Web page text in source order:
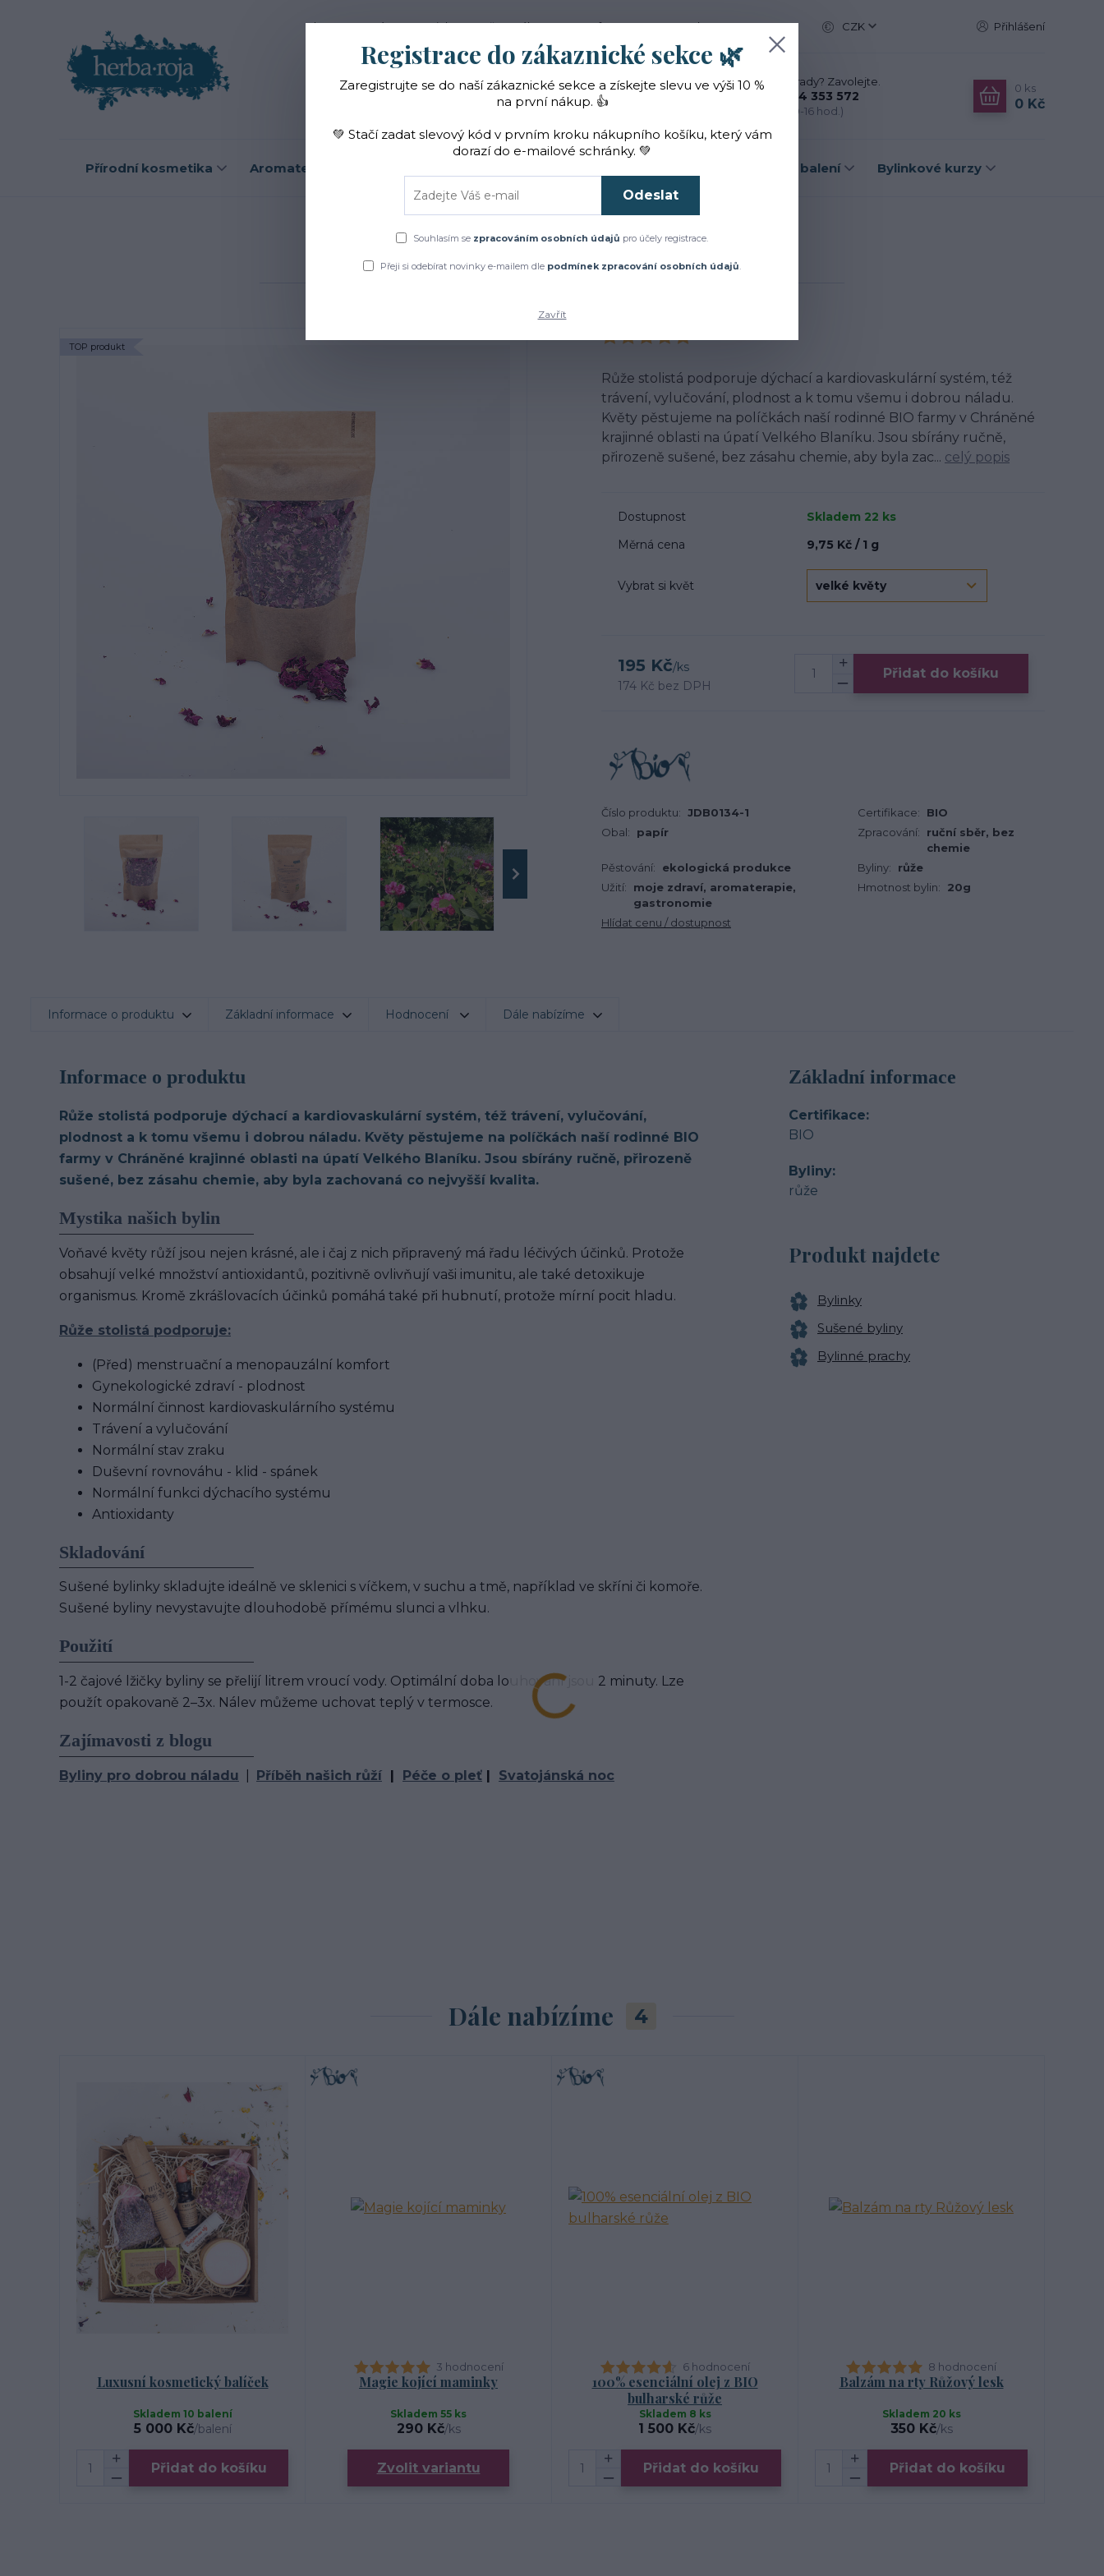
Blog O nás Novinky Vše o nákupu Reference Kontakt CZK Přihlášení
Hledat
Nevíte si rady? Zavolejte.
+420 774 353 572
(Po-Pá, 10-16 hod.)
0 ks
0 Kč
Přírodní kosmetika Aromaterapie Dárková balení Bylinkové kurzy
Úvod Bylinky BIO růže damašská sušený květ
BIO růže damašská sušený květ
TOP produkt
Růže stolistá podporuje dýchací a kardiovaskulární systém, též
trávení, vylučování, plodnost a k tomu všemu i dobrou náladu.
Květy pěstujeme na políčkách naší rodinné BIO farmy v Chráněné
krajinné oblasti na úpatí Velkého Blaníku. Jsou sbírány ručně,
přirozeně sušené, bez zásahu chemie, aby byla zac... celý popis
Dostupnost
Skladem 22 ks
Měrná cena
9,75 Kč / 1 g
Vybrat si květ
195 Kč/ks
174 Kč bez DPH
Přidat do košíku
Číslo produktu: JDB0134-1 Certifikace:
BIO
Obal:
papír Zpracování:
ruční sběr, bez
chemie
Pěstování:
ekologická produkce Byliny:
růže
Užití:
moje zdraví, aromaterapie,
gastronomie
Hmotnost bylin: 20g
Hlídat cenu / dostupnost
Informace o produktu Základní informace Hodnocení Dále nabízíme
Informace o produktu
Růže stolistá podporuje dýchací a kardiovaskulární systém, též trávení, vylučování,
plodnost a k tomu všemu i dobrou náladu. Květy pěstujeme na políčkách naší rodinné BIO
farmy v Chráněné krajinné oblasti na úpatí Velkého Blaníku. Jsou sbírány ručně, přirozeně
sušené, bez zásahu chemie, aby byla zachovaná co nejvyšší kvalita.
Mystika našich bylin
Voňavé květy růží jsou nejen krásné, ale i čaj z nich připravený má řadu léčivých účinků. Protože
obsahují velké množství antioxidantů, pozitivně ovlivňují vaši imunitu, ale také detoxikuje
organismus. Kromě zkrášlovacích účinků pomáhá také při hubnutí, protože mírní pocit hladu.
Růže stolistá podporuje:
(Před) menstruační a menopauzální komfort
Gynekologické zdraví - plodnost
Normální činnost kardiovaskulárního systému
Trávení a vylučování
Normální stav zraku
Duševní rovnováhu - klid - spánek
Normální funkci dýchacího systému
Antioxidanty
Skladování
Sušené bylinky skladujte ideálně ve sklenici s víčkem, v suchu a tmě, například ve skříni či komoře.
Sušené byliny nevystavujte dlouhodobě přímému slunci a vlhku.
Použití
1-2 čajové lžičky byliny se přelijí litrem vroucí vody. Optimální doba louhování jsou 2 minuty. Lze
použít opakovaně 2–3x. Nálev můžeme uchovat teplý v termosce.
Zajímavosti z blogu
Byliny pro dobrou náladu Příběh našich růží | Péče o pleť | Svatojánská noc
Základní informace
Certifikace
BIO
Byliny
růže
Produkt najdete
Bylinky
Sušené byliny
Bylinné prachy
Dále nabízíme 4
Luxusní kosmetický balíček
5 000 Kč/balení
Skladem 10 balení
Přidat do košíku
3 hodnocení
Magie kojící maminky
290 Kč/ks
Skladem 55 ks
Zvolit variantu
6 hodnocení
100% esenciální olej z BIO
bulharské růže
1 500 Kč/ks
Skladem 8 ks
Přidat do košíku
8 hodnocení
Balzám na rty Růžový lesk
350 Kč/ks
Skladem 20 ks
Přidat do košíku
Registrace do zákaznické sekce 🌿
Zaregistrujte se do naší zákaznické sekce a získejte slevu ve výši 10 %
na první nákup. 👍
💚 Stačí zadat slevový kód v prvním kroku nákupního košíku, který vám
dorazí do e-mailové schránky. 💚
Odeslat
Souhlasím se zpracováním osobních údajů pro účely registrace.
Přeji si odebírat novinky e-mailem dle podmínek zpracování osobních údajů.
Zavřít